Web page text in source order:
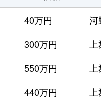
40万円 河
300万円
550万円
440万円